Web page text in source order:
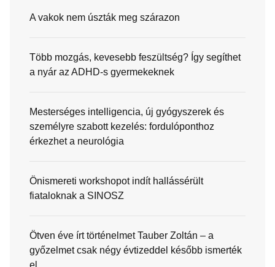
A vakok nem úszták meg szárazon
Több mozgás, kevesebb feszültség? Így segíthet
a nyár az ADHD-s gyermekeknek
Mesterséges intelligencia, új gyógyszerek és
személyre szabott kezelés: fordulóponthoz
érkezhet a neurológia
Önismereti workshopot indít hallássérült
fiataloknak a SINOSZ
Ötven éve írt történelmet Tauber Zoltán – a
győzelmet csak négy évtizeddel később ismerték